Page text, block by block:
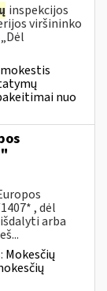
inspekcijos
viršininko
nuo
, dėl
arba
Mokesčių